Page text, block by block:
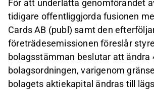
För att underlätta genomförandet
tidigare offentliggjorda fusionen
Cards AB (publ) samt den
företrädesemissionen föreslår
bolagsstämman beslutar att ändra
bolagsordningen, varigenom
bolagets aktiekapital ändras till